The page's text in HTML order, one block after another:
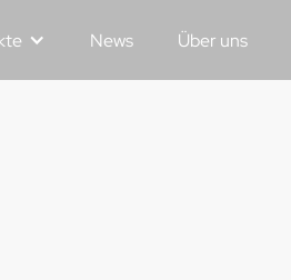
News Über uns